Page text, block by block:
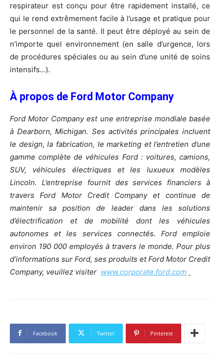
respirateur est conçu pour être rapidement installé, ce
qui le rend extrêmement facile à l’usage et pratique pour
le personnel de la santé. Il peut être déployé au sein de
n’importe quel environnement (en salle d’urgence, lors
de procédures spéciales ou au sein d’une unité de soins
intensifs…).
À propos de Ford Motor Company
Ford Motor Company est une entreprise mondiale basée
à Dearborn, Michigan. Ses activités principales incluent
le design, la fabrication, le marketing et l’entretien d’une
gamme complète de véhicules Ford : voitures, camions,
SUV, véhicules électriques et les luxueux modèles
Lincoln. L’entreprise fournit des services financiers à
travers Ford Motor Credit Company et continue de
maintenir sa position de leader dans les solutions
d’électrification et de mobilité dont les véhicules
autonomes et les services connectés. Ford emploie
environ 190 000 employés à travers le monde. Pour plus
d’informations sur Ford, ses produits et Ford Motor Credit
Company, veuillez visiter www.corporate.ford.com
Facebook Twitter Pinterest